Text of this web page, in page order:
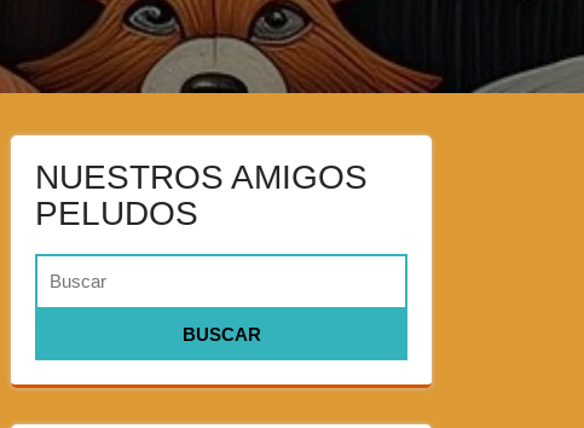
NUESTROS AMIGOS
PELUDOS